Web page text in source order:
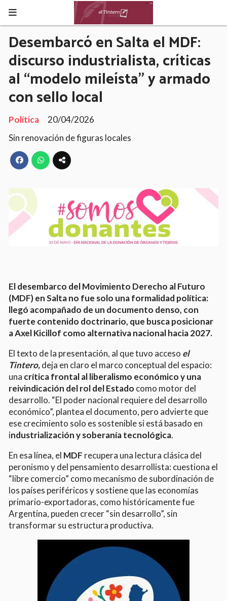
Desembarcó en Salta el MDF:
discurso industrialista, críticas
al “modelo mileísta” y armado
con sello local
Política
20/04/2026
Sin renovación de figuras locales
El desembarco del Movimiento Derecho al Futuro
(MDF) en Salta no fue solo una formalidad política:
llegó acompañado de un documento denso, con
fuerte contenido doctrinario, que busca posicionar
a Axel Kicillof como alternativa nacional hacia 2027.
El texto de la presentación, al que tuvo acceso el
Tintero,deja en claro el marco conceptual del espacio:
una crítica frontal al liberalismo económico y una
reivindicación del rol del Estado como motor del
desarrollo. “El poder nacional requiere del desarrollo
económico”, plantea el documento, pero advierte que
ese crecimiento solo es sostenible si está basado en
industrialización y soberanía tecnológica.
En esa línea, el MDF recupera una lectura clásica del
peronismo y del pensamiento desarrollista: cuestiona el
“libre comercio” como mecanismo de subordinación de
los países periféricos y sostiene que las economías
primario-exportadoras, como históricamente fue
Argentina, pueden crecer “sin desarrollo”, sin
transformar su estructura productiva.